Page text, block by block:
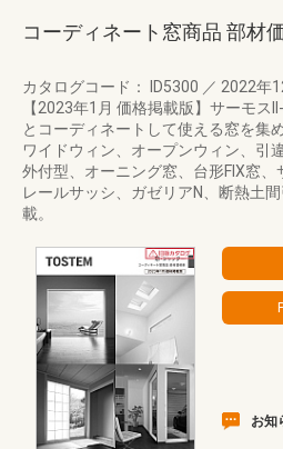
コーディネート窓商品 部材
カタログコード： ID5300 ／ 2022年
【2023年1月 価格掲載版】サーモス
とコーディネートして使える窓を集
ワイドウィン、オープンウィン、引
外付型、オーニング窓、台形FIX窓、
レールサッシ、ガゼリアN、断熱土
載。
お知